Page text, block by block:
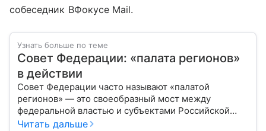
собеседник ВФокусе Mail.
Узнать больше по теме
Совет Федерации: «палата регионов»
в действии
Совет Федерации часто называют «палатой
регионов» — это своеобразный мост между
федеральной властью и субъектами Российской
Федерации. Если Государственная Дума выражает
Читать дальше